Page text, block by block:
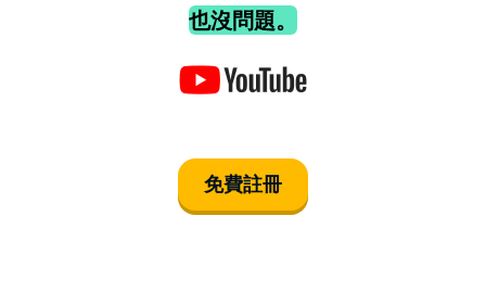
也沒問題。
免費註冊